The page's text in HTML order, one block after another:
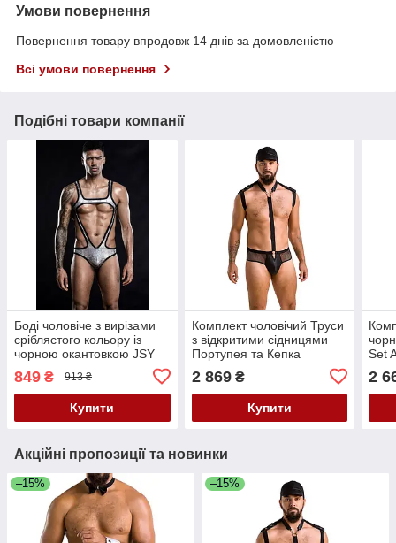
Умови повернення
Повернення товару впродовж 14 днів за домовленістю
Всі умови повернення
Подібні товари компанії
Боді чоловіче з вирізами
сріблястого кольору із
чорною окантовкою JSY
Jacob Bodysuit розміри S L
Кайф
849 ₴ 913 ₴
Купити
Комплект чоловічий Труси
з відкритими сідницями
Портупея та Кепка
чорного кольору Passion
Set John black 038 розміри
S M Кайф
2 869₴
Купити
Set
2
Акційні пропозиції та новинки
–15% –15%